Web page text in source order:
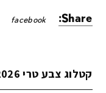
Share:
facebook
קטלוג צבע טרי 2026